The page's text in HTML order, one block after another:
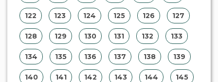
122 123 124 125 126 127
128 129 130 131 132 133
134 135 136 137 138 139
140 141 142 143 144 145